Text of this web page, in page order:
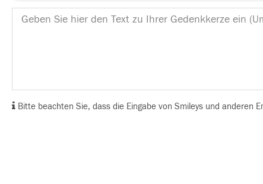
Bitte beachten Sie, dass die Eingabe von Smileys und anderen